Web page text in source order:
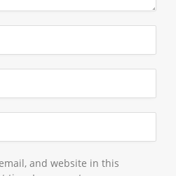
and website in this